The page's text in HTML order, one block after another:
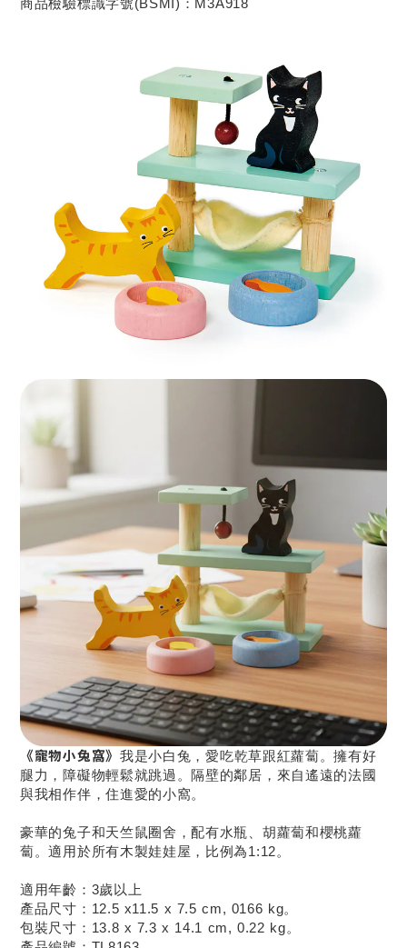
商品檢驗標識字號(BSMI)：M3A918
《寵物小兔窩》 我是小白兔，愛吃乾草跟紅蘿蔔。擁有好
腿力，障礙物輕鬆就跳過。隔壁的鄰居，來自遙遠的法國
與我相作伴，住進愛的小窩。
豪華的兔子和天竺鼠圈舍，配有水瓶、胡蘿蔔和櫻桃蘿
蔔。適用於所有木製娃娃屋，比例為1:12。
適用年齡：3歲以上
產品尺寸：12.5 x11.5 x 7.5 cm, 0166 kg。
包裝尺寸：13.8 x 7.3 x 14.1 cm, 0.22 kg。